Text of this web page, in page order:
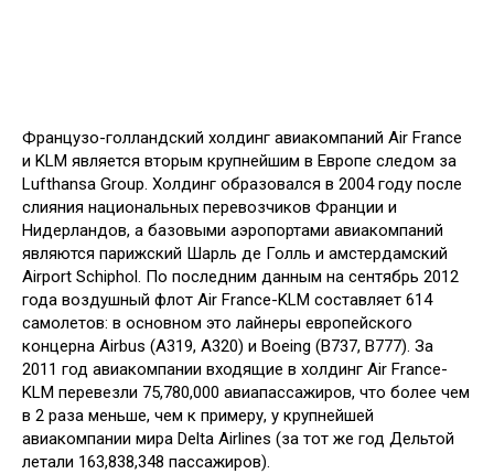
Французо-голландский холдинг авиакомпаний Air France
и KLM является вторым крупнейшим в Европе следом за
Lufthansa Group. Холдинг образовался в 2004 году после
слияния национальных перевозчиков Франции и
Нидерландов, а базовыми аэропортами авиакомпаний
являются парижский Шарль де Голль и амстердамский
Airport Schiphol. По последним данным на сентябрь 2012
года воздушный флот Air France-KLM составляет 614
самолетов: в основном это лайнеры европейского
концерна Airbus (A319, A320) и Boeing (B737, B777). За
2011 год авиакомпании входящие в холдинг Air France-
KLM перевезли 75,780,000 авиапассажиров, что более чем
в 2 раза меньше, чем к примеру, у крупнейшей
авиакомпании мира Delta Airlines (за тот же год Дельтой
летали 163,838,348 пассажиров).